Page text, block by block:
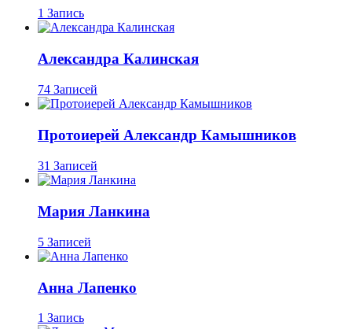
1 Запись
Александра Калинская
74 Записей
Протоиерей Александр Камышников
31 Записей
Мария Ланкина
5 Записей
Анна Лапенко
1 Запись